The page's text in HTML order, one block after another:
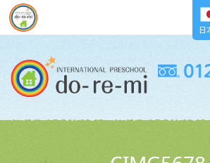
日